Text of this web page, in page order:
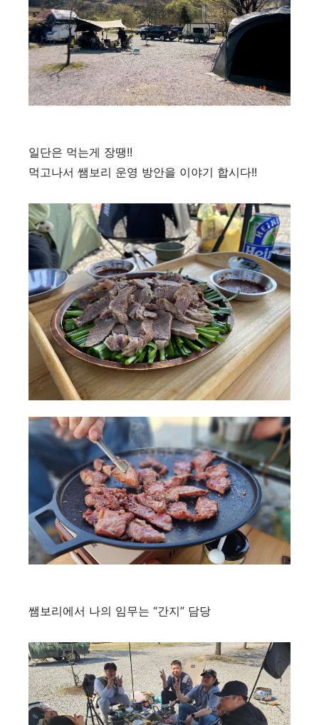
일단은 먹는게 장땡!!
먹고나서 쌤보리 운영 방안을 이야기 합시다!!
쌤보리에서 나의 임무는 “간지” 담당